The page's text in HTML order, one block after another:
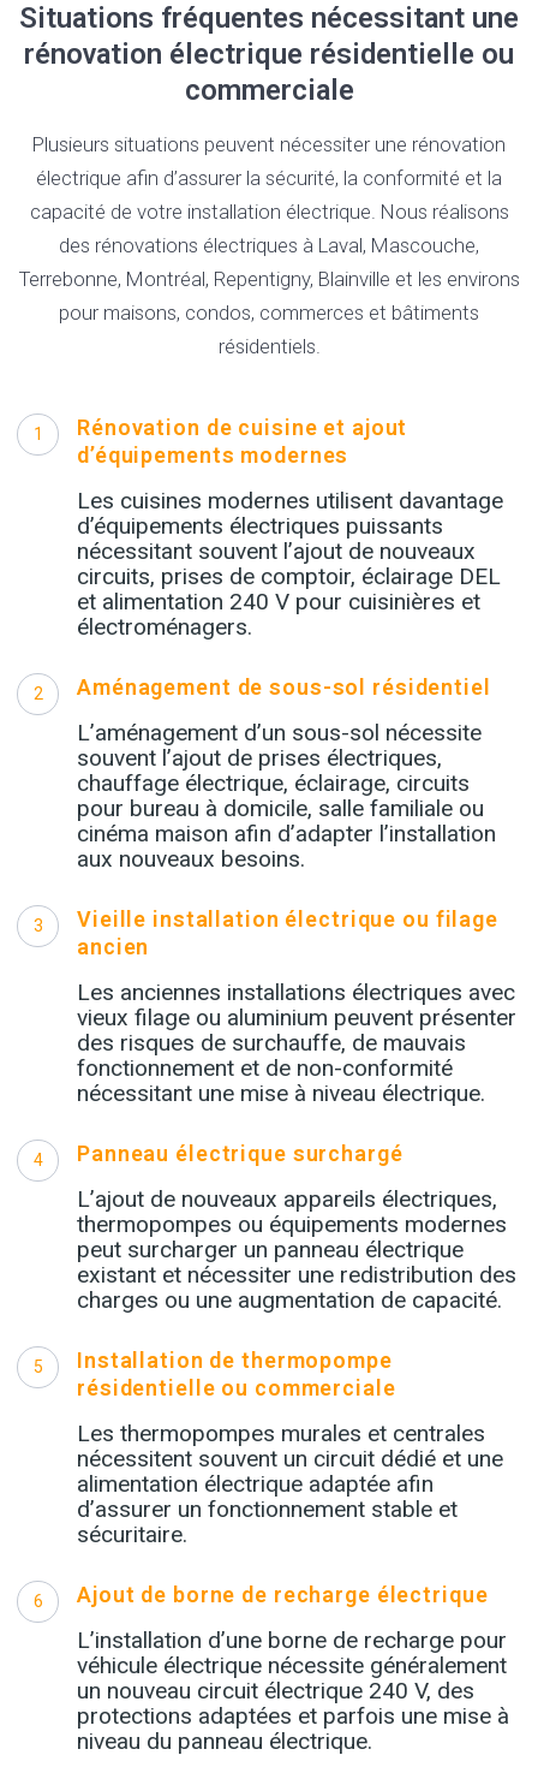
Situations fréquentes nécessitant une
rénovation électrique résidentielle ou
commerciale
Plusieurs situations peuvent nécessiter une rénovation
électrique afin d’assurer la sécurité, la conformité et la
capacité de votre installation électrique. Nous réalisons
des rénovations électriques à Laval, Mascouche,
Terrebonne, Montréal, Repentigny, Blainville et les environs
pour maisons, condos, commerces et bâtiments
résidentiels.
1
Rénovation de cuisine et ajout
d’équipements modernes
Les cuisines modernes utilisent davantage
d’équipements électriques puissants
nécessitant souvent l’ajout de nouveaux
circuits, prises de comptoir, éclairage DEL
et alimentation 240 V pour cuisinières et
électroménagers.
2 Aménagement de sous-sol résidentiel
L’aménagement d’un sous-sol nécessite
souvent l’ajout de prises électriques,
chauffage électrique, éclairage, circuits
pour bureau à domicile, salle familiale ou
cinéma maison afin d’adapter l’installation
aux nouveaux besoins.
3
Vieille installation électrique ou filage
ancien
Les anciennes installations électriques avec
vieux filage ou aluminium peuvent présenter
des risques de surchauffe, de mauvais
fonctionnement et de non-conformité
nécessitant une mise à niveau électrique.
4 Panneau électrique surchargé
L’ajout de nouveaux appareils électriques,
thermopompes ou équipements modernes
peut surcharger un panneau électrique
existant et nécessiter une redistribution des
charges ou une augmentation de capacité.
5
Installation de thermopompe
résidentielle ou commerciale
Les thermopompes murales et centrales
nécessitent souvent un circuit dédié et une
alimentation électrique adaptée afin
d’assurer un fonctionnement stable et
sécuritaire.
6 Ajout de borne de recharge électrique
L’installation d’une borne de recharge pour
véhicule électrique nécessite généralement
un nouveau circuit électrique 240 V, des
protections adaptées et parfois une mise à
niveau du panneau électrique.